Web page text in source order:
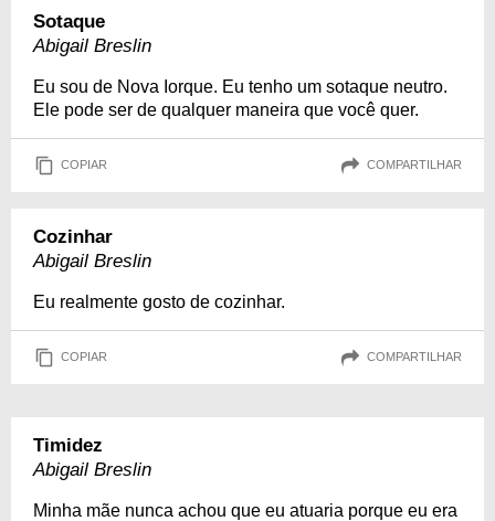
Sotaque
Abigail Breslin
Eu sou de Nova Iorque. Eu tenho um sotaque neutro.
Ele pode ser de qualquer maneira que você quer.
COPIAR COMPARTILHAR
Cozinhar
Abigail Breslin
Eu realmente gosto de cozinhar.
COPIAR COMPARTILHAR
Timidez
Abigail Breslin
Minha mãe nunca achou que eu atuaria porque eu era